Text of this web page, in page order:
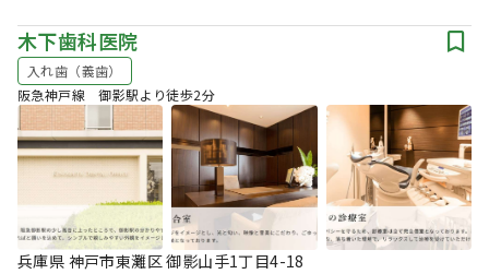
木下歯科医院
入れ歯（義歯）
阪急神戸線 御影駅より徒歩2分
兵庫県 神戸市東灘区 御影山手1丁目4-18